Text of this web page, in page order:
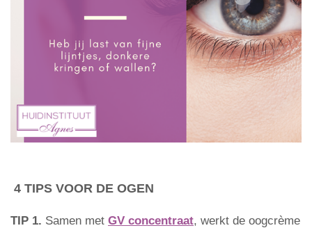
4 TIPS VOOR DE OGEN
TIP 1. Samen met GV concentraat, werkt de oogcrème